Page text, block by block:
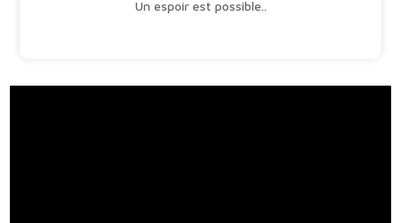
Un espoir est possible..